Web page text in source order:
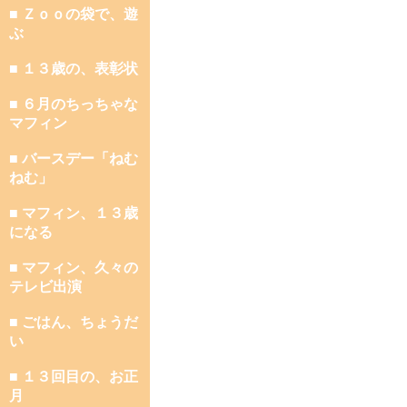
■ Ｚｏｏの袋で、遊
ぶ
■ １３歳の、表彰状
■ ６月のちっちゃな
マフィン
■ バースデー「ねむ
ねむ」
■ マフィン、１３歳
になる
■ マフィン、久々の
テレビ出演
■ ごはん、ちょうだ
い
■ １３回目の、お正
月